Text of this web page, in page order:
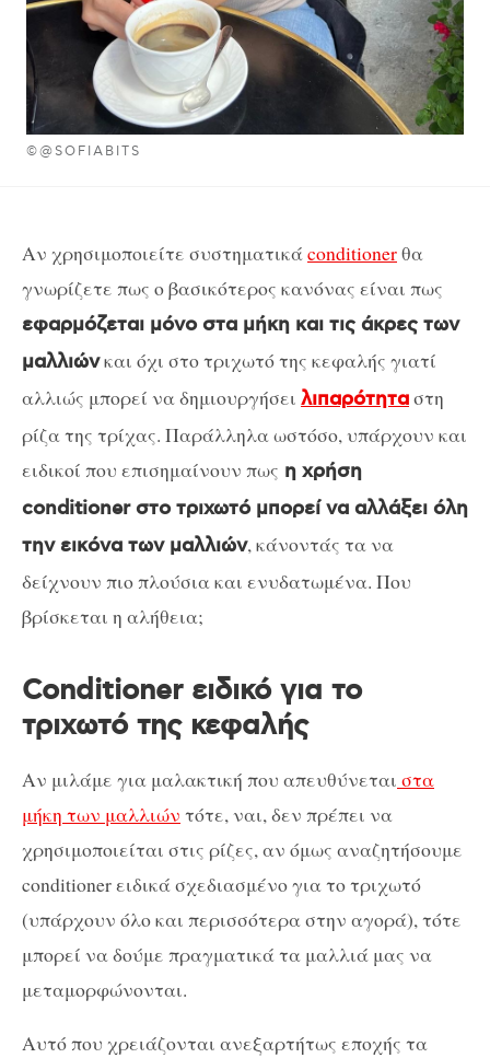
©@SOFIABITS
Αν χρησιμοποιείτε συστηματικάconditionerθα
γνωρίζετε πως ο βασικότερος κανόνας είναι πως
εφαρμόζεται μόνο στα μήκη και τις άκρες των
μαλλιώνκαι όχι στο τριχωτό της κεφαλής γιατί
αλλιώς μπορεί να δημιουργήσει λιπαρότηταστη
ρίζα της τρίχας. Παράλληλα ωστόσο, υπάρχουν και
ειδικοί που επισημαίνουν πως η χρήση
conditioner στο τριχωτό μπορεί να αλλάξει όλη
την εικόνα των μαλλιών, κάνοντάς τα να
δείχνουν πιο πλούσια και ενυδατωμένα. Που
βρίσκεται η αλήθεια;
Conditioner ειδικό για το
τριχωτό της κεφαλής
Αν μιλάμε για μαλακτική που απευθύνεται στα
μήκη των μαλλιών τότε, ναι, δεν πρέπει να
χρησιμοποιείται στις ρίζες, αν όμως αναζητήσουμε
conditioner ειδικά σχεδιασμένο για το τριχωτό
(υπάρχουν όλο και περισσότερα στην αγορά), τότε
μπορεί να δούμε πραγματικά τα μαλλιά μας να
μεταμορφώνονται.
Αυτό που χρειάζονται ανεξαρτήτως εποχής τα